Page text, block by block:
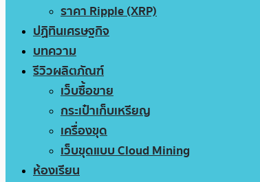
ราคา Ripple (XRP)
ปฏิทินเศรษฐกิจ
บทความ
รีวิวผลิตภัณฑ์
เว็บซื้อขาย
กระเป๋าเก็บเหรียญ
เครื่องขุด
เว็บขุดแบบ Cloud Mining
ห้องเรียน